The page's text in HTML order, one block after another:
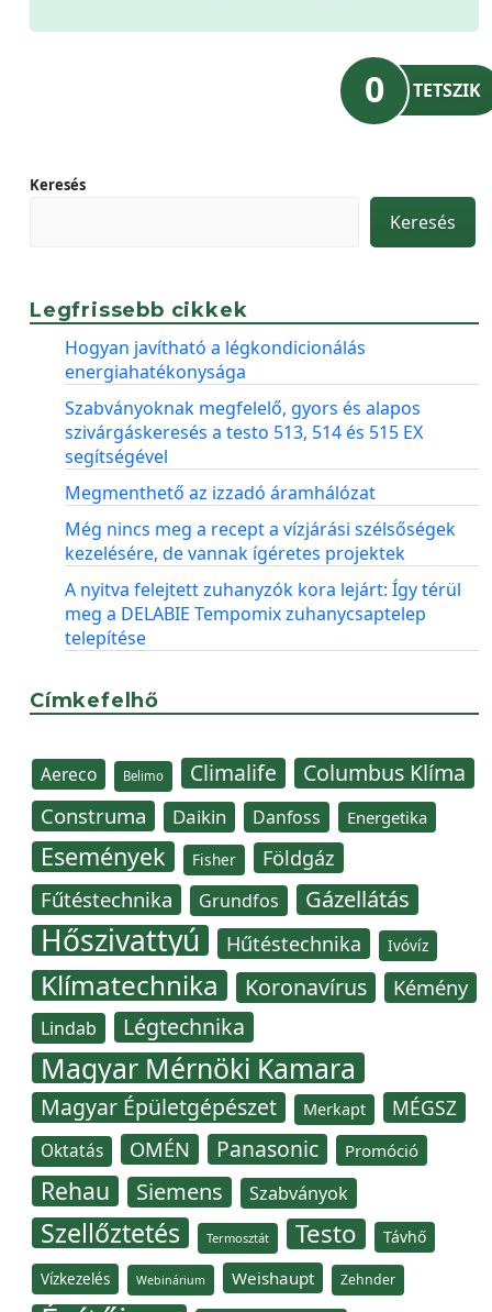
0 TETSZIK
Keresés
Keresés
Legfrissebb cikkek
Hogyan javítható a légkondicionálás
energiahatékonysága
Szabványoknak megfelelő, gyors és alapos
szivárgáskeresés a testo 513, 514 és 515 EX
segítségével
Megmenthető az izzadó áramhálózat
Még nincs meg a recept a vízjárási szélsőségek
kezelésére, de vannak ígéretes projektek
A nyitva felejtett zuhanyzók kora lejárt: Így térül
meg a DELABIE Tempomix zuhanycsaptelep
telepítése
Címkefelhő
Aereco Belimo Climalife Columbus Klíma
Construma Daikin Danfoss Energetika
Események Fisher Földgáz
Fűtéstechnika Grundfos Gázellátás
Hőszivattyú Hűtéstechnika Ivóvíz
Klímatechnika Koronavírus Kémény
Lindab Légtechnika
Magyar Mérnöki Kamara
Magyar Épületgépészet Merkapt MÉGSZ
Oktatás OMÉN Panasonic Promóció
Rehau Siemens Szabványok
Szellőztetés Termosztát Testo Távhő
Vízkezelés Webinárium Weishaupt Zehnder